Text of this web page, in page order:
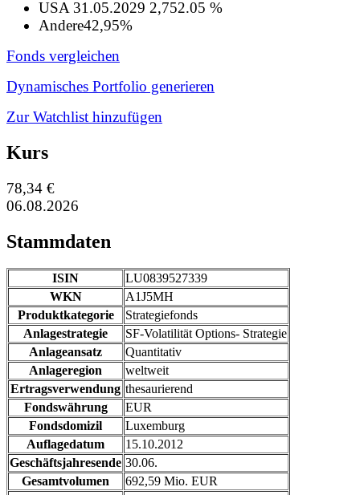
USA 31.05.2029 2,752.05 %
Andere42,95%
Fonds vergleichen
Dynamisches Portfolio generieren
Zur Watchlist hinzufügen
Kurs
78,34 €
06.08.2026
Stammdaten
ISIN
LU0839527339
WKN
A1J5MH
Produktkategorie
Strategiefonds
Anlagestrategie
SF-Volatilität Options- Strategie
Anlageansatz
Quantitativ
Anlageregion
weltweit
Ertragsverwendung thesaurierend
Fondswährung
EUR
Fondsdomizil
Luxemburg
Auflagedatum
15.10.2012
Geschäftsjahresende 30.06.
Gesamtvolumen
692,59 Mio. EUR